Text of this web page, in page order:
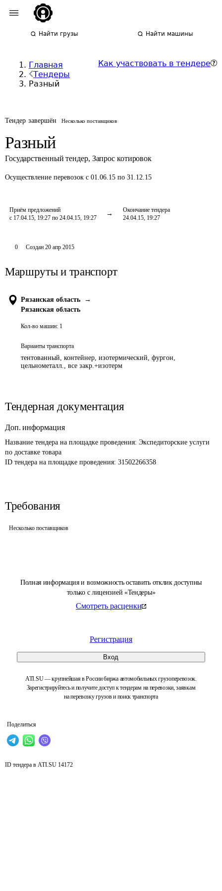
Найти грузы Найти машины
Главная
Тендеры
Разный
Как участвовать в тендере
Тендер завершён Несколько поставщиков
Разный
Государственный тендер, Запрос котировок
Осуществление перевозок с 01.06.15 по 31.12.15
Приём предложений
с 17.04.15, 19:27 по 24.04.15, 19:27
Окончание тендера
24.04.15, 19:27
Полная информация и возможность оставить отклик доступны
только с лицензией «Тендеры»
Смотреть расценки
Регистрация
Вход
ATI.SU — крупнейшая в России биржа автомобильных грузоперевозок.
Зарегистрируйтесь и получите доступ к тендерам на перевозки, заявкам
на перевозку грузов и поиск транспорта
Поделиться
0 Создан 20 апр 2015
Маршруты и транспорт
Рязанская область
→
Рязанская область
Кол-во машин: 1
Варианты транспорта
тентованный, контейнер, изотермический, фургон,
цельнометалл., все закр.+изотерм
Тендерная документация
Доп. информация
Название тендера на площадке проведения: Экспедиторские услуги
по доставке товара
ID тендера на площадке проведения: 31502266358
Требования
Несколько поставщиков
ID тендера в ATI.SU 14172